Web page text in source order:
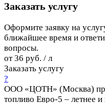
Заказать услугу
Оформите заявку на
ближайшее время и
вопросы.
от 36 руб. / л
Заказать услугу
?
ООО «ЦОТН» (Москва)
топливо Евро-5 – летнее